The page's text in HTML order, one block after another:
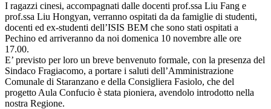
I ragazzi cinesi, accompagnati dalle docenti prof.ssa Liu Fang e
prof.ssa Liu Hongyan, verranno ospitati da da famiglie di studenti,
docenti ed ex-studenti dell’ISIS BEM che sono stati ospitati a
Pechino ed arriveranno da noi domenica 10 novembre alle ore
17.00.
E’ previsto per loro un breve benvenuto formale, con la presenza del
Sindaco Fragiacomo, a portare i saluti dell’Amministrazione
Comunale di Staranzano e della Consigliera Fasiolo, che del
progetto Aula Confucio è stata pioniera, avendolo introdotto nella
nostra Regione.